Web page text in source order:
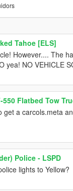
Tahoe [ELS]
However.... The
yea! NO VEHICLE
550 Flatbed Tow
get a carcols.meta
Police - LSPD
lights to Yellow?